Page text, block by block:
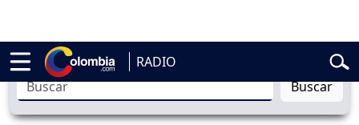
RADIO
Abelardo de la Espriella
Buscar